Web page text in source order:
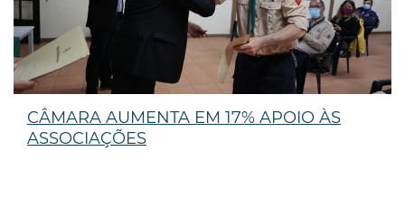
CÂMARA AUMENTA EM 17% APOIO ÀS
ASSOCIAÇÕES